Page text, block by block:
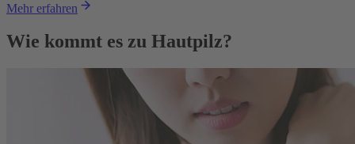
Mehr erfahren
Wie kommt es zu Hautpilz?